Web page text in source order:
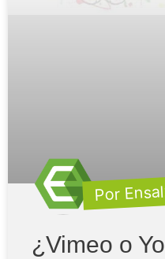
Por
¿Vimeo o